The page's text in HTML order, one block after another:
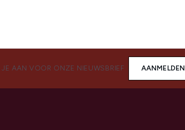
JE AAN VOOR ONZE NIEUWSBRIEF AANMELDEN